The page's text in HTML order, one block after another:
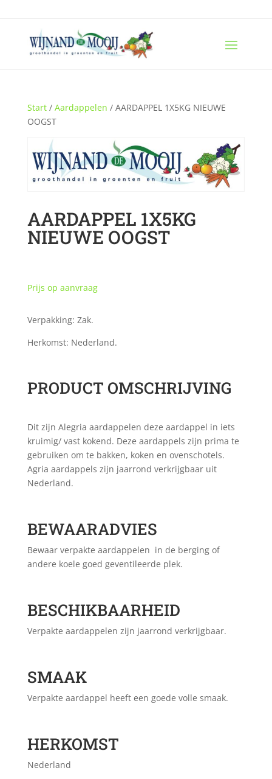
Start/ Aardappelen / AARDAPPEL 1X5KG NIEUWE
OOGST
AARDAPPEL 1X5KG
NIEUWE OOGST
Prijs op aanvraag
Verpakking: Zak.
Herkomst: Nederland.
PRODUCT OMSCHRIJVING
Dit zijn Alegria aardappelen deze aardappel in iets
kruimig/ vast kokend. Deze aardappels zijn prima te
gebruiken om te bakken, koken en ovenschotels.
Agria aardappels zijn jaarrond verkrijgbaar uit
Nederland.
BEWAARADVIES
Bewaar verpakte aardappelen in de berging of
andere koele goed geventileerde plek.
BESCHIKBAARHEID
Verpakte aardappelen zijn jaarrond verkrijgbaar.
SMAAK
Verpakte aardappel heeft een goede volle smaak.
HERKOMST
Nederland